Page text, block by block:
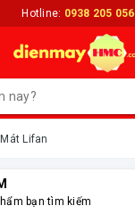
Hotline: 0938 205 056
Lifan
bạn tìm kiếm